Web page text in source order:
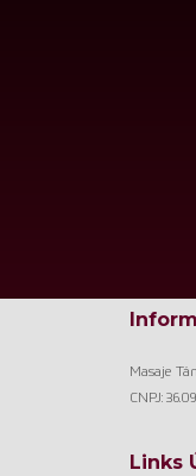
Masaje
CNPJ:
Links